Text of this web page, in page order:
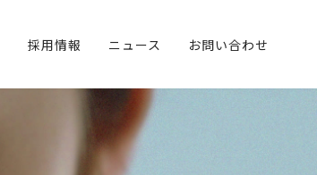
採用情報 ニュース お問い合わせ